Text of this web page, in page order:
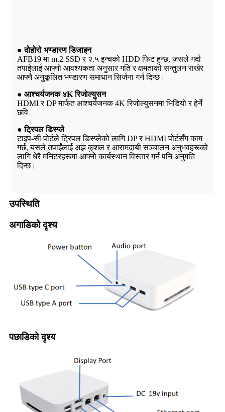
● दोहोरो भण्डारण डिजाइन
AFB19 मा m.2 SSD र २.५ इन्चको HDD फिट हुन्छ, जसले गर्दा
तपाईंलाई आफ्नो आवश्यकता अनुसार गति र क्षमताको सन्तुलन राखेर
आफ्नै अनुकूलित भण्डारण समाधान सिर्जना गर्न दिन्छ।
● आश्चर्यजनक ४K रिजोल्युसन
HDMI र DP मार्फत आश्चर्यजनक 4K रिजोल्युसनमा भिडियो र हेर्ने
छवि
● ट्रिपल डिस्प्ले
टाइप-सी पोर्टले ट्रिपल डिस्प्लेको लागि DP र HDMI पोर्टसँग काम
गर्छ, यसले तपाईंलाई अझ कुशल र आरामदायी सञ्चालन अनुभवहरूको
लागि धेरै मनिटरहरूमा आफ्नो कार्यस्थान विस्तार गर्न पनि अनुमति
दिन्छ।
उपस्थिति
अगाडिको दृश्य
पछाडिको दृश्य